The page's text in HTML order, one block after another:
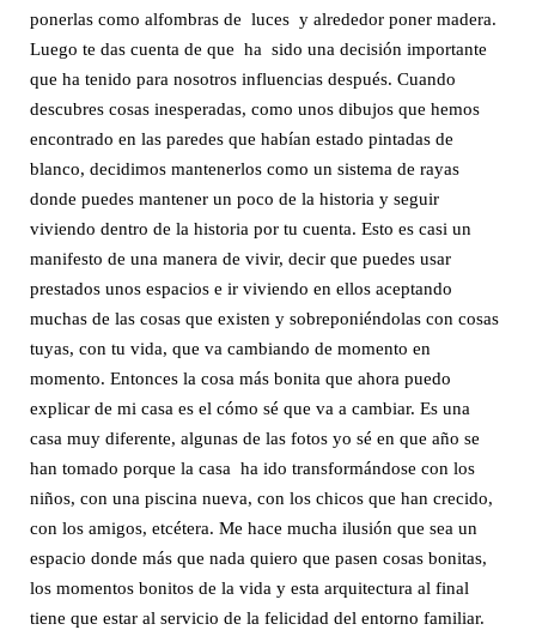
ponerlas como alfombras de luces y alrededor poner madera.
Luego te das cuenta de que ha sido una decisión importante
que ha tenido para nosotros influencias después. Cuando
descubres cosas inesperadas, como unos dibujos que hemos
encontrado en las paredes que habían estado pintadas de
blanco, decidimos mantenerlos como un sistema de rayas
donde puedes mantener un poco de la historia y seguir
viviendo dentro de la historia por tu cuenta. Esto es casi un
manifesto de una manera de vivir, decir que puedes usar
prestados unos espacios e ir viviendo en ellos aceptando
muchas de las cosas que existen y sobreponiéndolas con cosas
tuyas, con tu vida, que va cambiando de momento en
momento. Entonces la cosa más bonita que ahora puedo
explicar de mi casa es el cómo sé que va a cambiar. Es una
casa muy diferente, algunas de las fotos yo sé en que año se
han tomado porque la casa ha ido transformándose con los
niños, con una piscina nueva, con los chicos que han crecido,
con los amigos, etcétera. Me hace mucha ilusión que sea un
espacio donde más que nada quiero que pasen cosas bonitas,
los momentos bonitos de la vida y esta arquitectura al final
tiene que estar al servicio de la felicidad del entorno familiar.